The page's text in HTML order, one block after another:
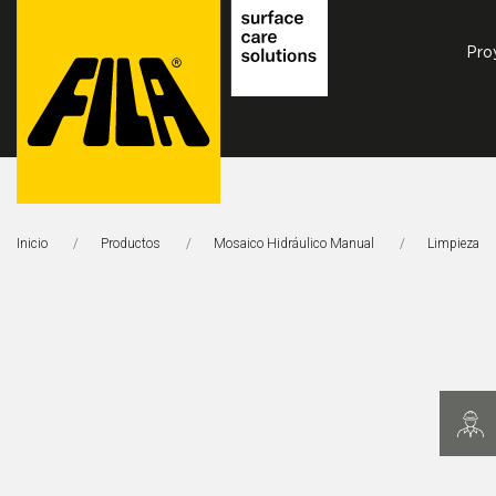
Solutions
Inicio Productos Mosaico Hidráulico Manual Limpieza